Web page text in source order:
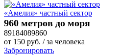
«Амелия» частный сектор
960 метров до моря
89184089860
от 150 руб. / за человека
Забронировать